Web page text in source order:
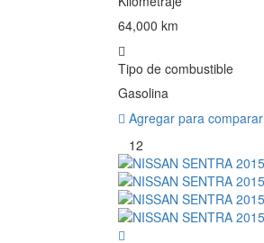
64,000 km
Tipo de combustible
Gasolina
Agregar para comparar
12